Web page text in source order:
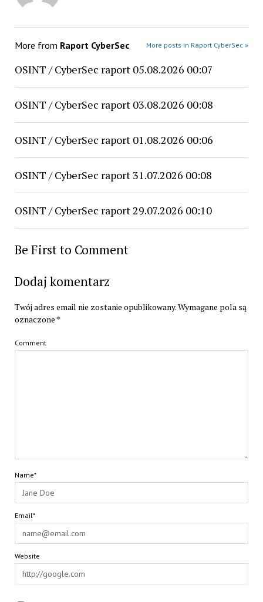
More from Raport CyberSec More posts in Raport CyberSec »
OSINT / CyberSec raport 05.08.2026 00:07
OSINT / CyberSec raport 03.08.2026 00:08
OSINT / CyberSec raport 01.08.2026 00:06
OSINT / CyberSec raport 31.07.2026 00:08
OSINT / CyberSec raport 29.07.2026 00:10
Be First to Comment
Dodaj komentarz
Twój adres email nie zostanie opublikowany.Wymagane pola są
oznaczone *
Comment
Name*
Email*
Website